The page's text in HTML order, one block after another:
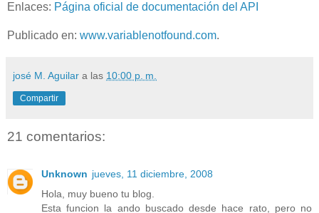
Enlaces: Página oficial de documentación del API
Publicado en: www.variablenotfound.com.
josé M. Aguilar a las 10:00 p. m.
Compartir
21 comentarios:
Unknown jueves, 11 diciembre, 2008
Hola, muy bueno tu blog.
Esta funcion la ando buscado desde hace rato, pero no